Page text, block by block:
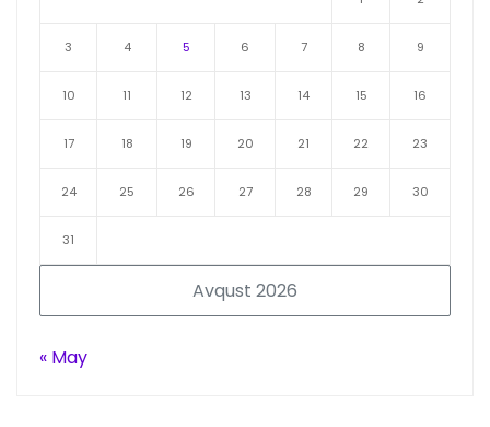
Avqust 2026
3 4 5 6 7 8 9
10 11 12 13 14 15 16
17 18 19 20 21 22 23
24 25 26 27 28 29 30
31
« May